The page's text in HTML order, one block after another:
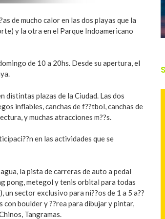
de mucho calor en las dos playas que la
y la otra en el Parque Indoamericano
de 10 a 20hs. Desde su apertura, el
distintas plazas de la Ciudad. Las dos
inflables, canchas de f??tbol, canchas de
y muchas atracciones m??s.
en las actividades que se
la pista de carreras de auto a pedal
pong, metegol y tenis orbital para todas
sector exclusivo para ni??os de 1 a 5 a??
boulder y ??rea para dibujar y pintar,
Tangramas.